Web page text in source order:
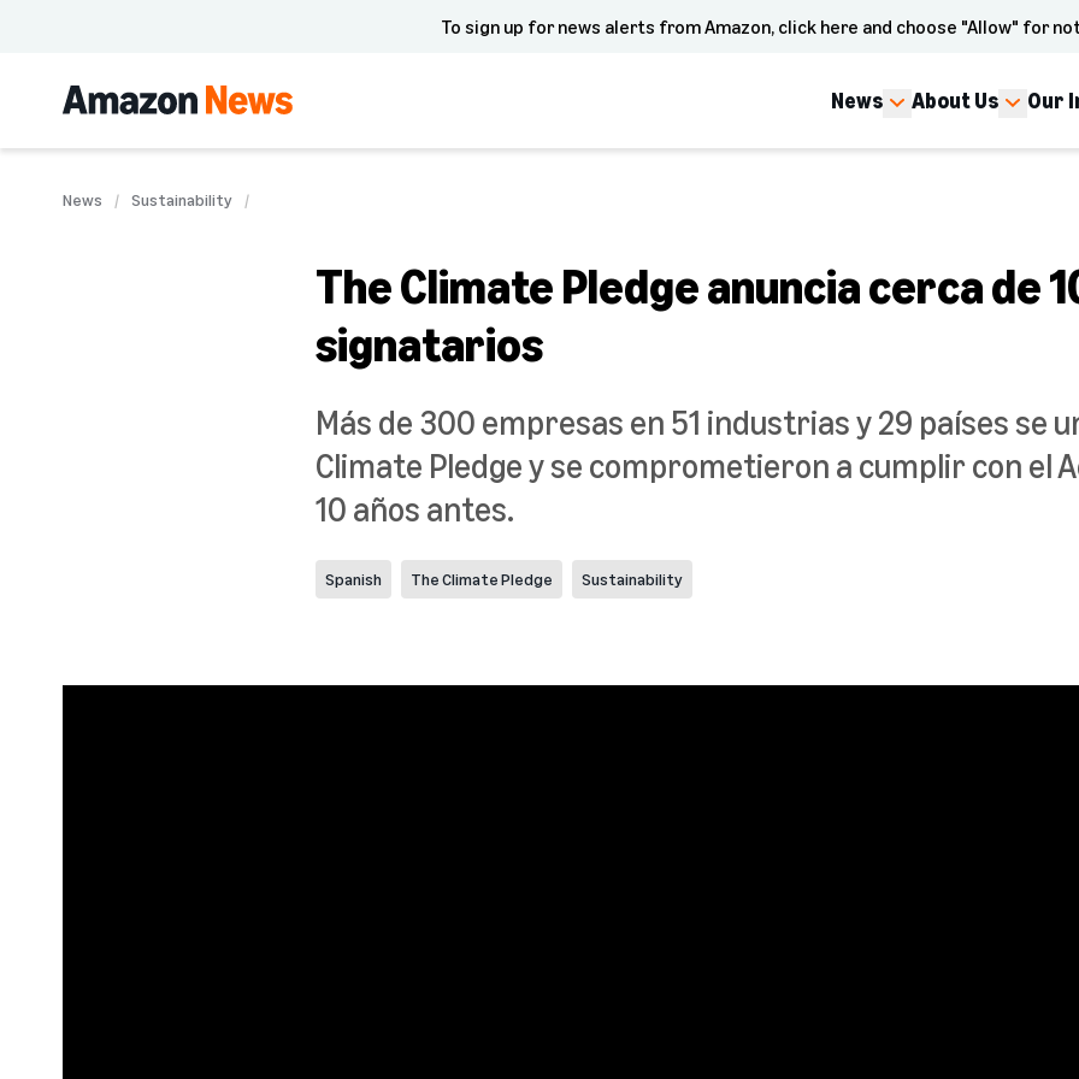
To sign up for news alerts from Amazon, click here and choose "Allow" for
News About Us Our
News Sustainability
The Climate Pledge anuncia cerca de
signatarios
Más de 300 empresas en 51 industrias y 29 países se
Climate Pledge y se comprometieron a cumplir con el
10 años antes.
Spanish The Climate Pledge Sustainability